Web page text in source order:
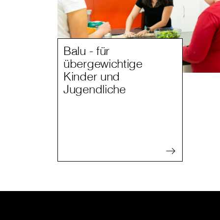
Balu - für
übergewichtige
Kinder und
Jugendliche